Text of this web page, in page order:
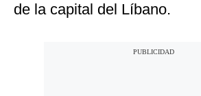
de la capital del Líbano.